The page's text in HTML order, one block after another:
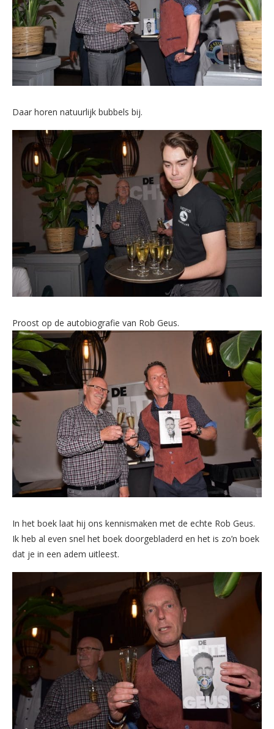
Daar horen natuurlijk bubbels bij.
Proost op de autobiografie van Rob Geus.
In het boek laat hij ons kennismaken met de echte Rob Geus.
Ik heb al even snel het boek doorgebladerd en het is zo’n boek
dat je in een adem uitleest.